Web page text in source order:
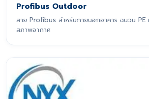
Profibus Outdoor
สาย Profibus สำหรับภายนอกอาคาร ฉนวน PE
สภาพอากาศ